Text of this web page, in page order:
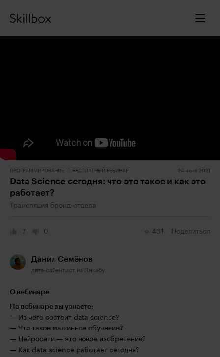
ПРОГРАММИРОВАНИЕ БЕСПЛАТНЫЙ ВЕБИНАР 24 июня 2021
Data Science сегодня: что это такое и как это
работает?
Трансляция бренд-отдела
7 0 431 Поделиться
Данил Семёнов
дата-сайентист из Пикабу
О вебинаре
На вебинаре вы узнаете:
— Из чего состоит data science?
— Что такое машинное обучение?
— Нейросети — это новое изобретение?
— Как data science работает сегодня?